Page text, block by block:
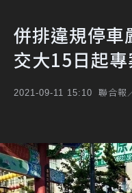
併排違規停
交大15日起
2021-09-11 15:10 聯合報